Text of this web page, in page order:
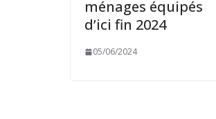
ménages équipés
d’ici fin 2024
05/06/2024